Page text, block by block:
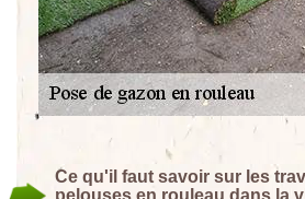
Ce qu'il faut savoir sur les
pelouses en rouleau dans la